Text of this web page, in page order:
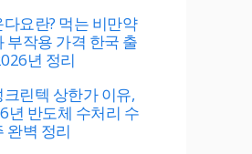
다요란? 먹는 비만약
부작용 가격 한국 출
년 정리
크린텍 상한가 이유,
년 반도체 수처리 수
완벽 정리